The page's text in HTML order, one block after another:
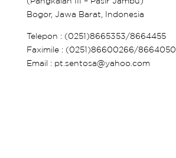
Bogor, Jawa Barat, Indonesia
Telepon : (0251)8665353/8664455
Faximile : (0251)86600266/8664050
Email : pt.sentosa@yahoo.com